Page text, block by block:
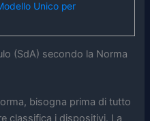
Unico per
(SdA) secondo la Norma
bisogna prima di tutto
classifica i dispositivi. La